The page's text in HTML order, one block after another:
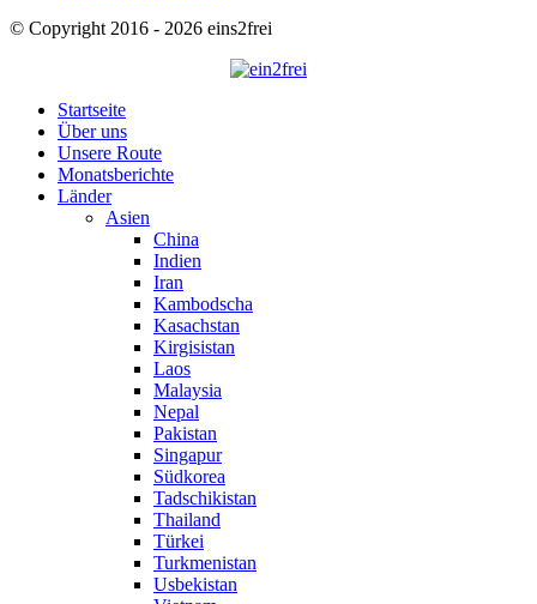
© Copyright 2016 - 2026 eins2frei
Startseite
Über uns
Unsere Route
Monatsberichte
Länder
Asien
China
Indien
Iran
Kambodscha
Kasachstan
Kirgisistan
Laos
Malaysia
Nepal
Pakistan
Singapur
Südkorea
Tadschikistan
Thailand
Türkei
Turkmenistan
Usbekistan